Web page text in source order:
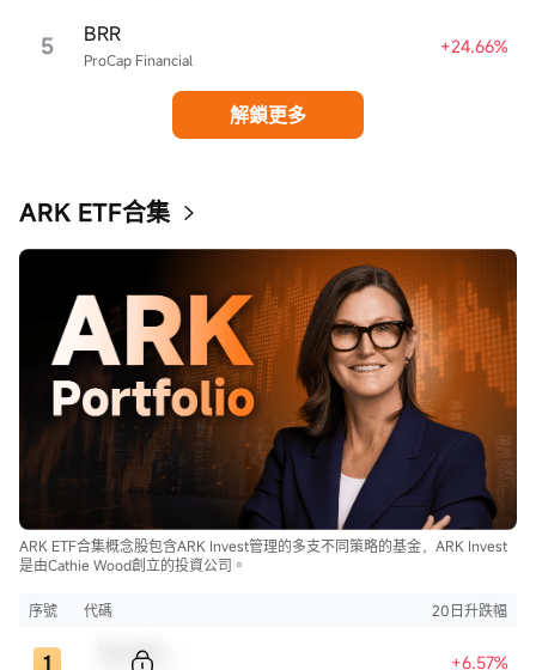
5 ProCap Financial
BRR +24.66%
解鎖更多
ARK ETF合集
ARK ETF合集概念股包含ARK Invest管理的多支不同策略的基金，ARK Invest
是由Cathie Wood創立的投資公司。
序號 代碼 20日升跌幅
+6.57%